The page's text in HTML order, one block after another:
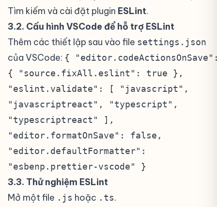
Tìm kiếm và cài đặt plugin ESLint.
3.2. Cấu hình VSCode để hỗ trợ ESLint
Thêm các thiết lập sau vào file settings.json
của VSCode: {
{ "source.fixAll.eslint": true },
"eslint.validate": [ "javascript",
"javascriptreact", "typescript",
"typescriptreact" ],
"editor.formatOnSave": false,
"editor.defaultFormatter":
"esbenp.prettier-vscode" }
3.3. Thử nghiệm ESLint
Mở một file .js hoặc .ts.